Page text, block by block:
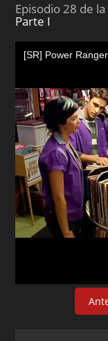
Episodio 28 de
Parte I